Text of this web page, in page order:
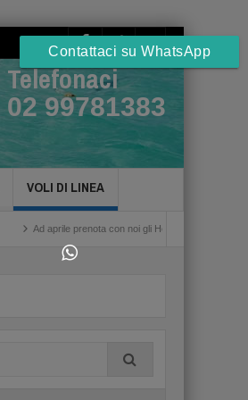
Telefonaci
02 99781383
VOLI DI LINEA
Ad aprile prenota con noi gli Hotel a Cuba Havana
Contattaci su WhatsApp